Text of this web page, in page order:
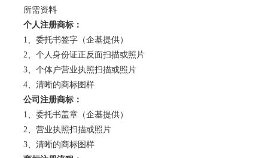
所需资料
个人注册商标 ：
1、委托书签字（企基提供）
2、个人身份证正反面扫描或照片
3、个体户营业执照扫描或照片
4、清晰的商标图样
公司注册商标 ：
1、委托书盖章（企基提供）
2、营业执照扫描或照片
3、清晰的商标图样